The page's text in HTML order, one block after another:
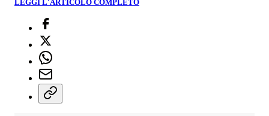
LEGGI L'ARTICOLO COMPLETO